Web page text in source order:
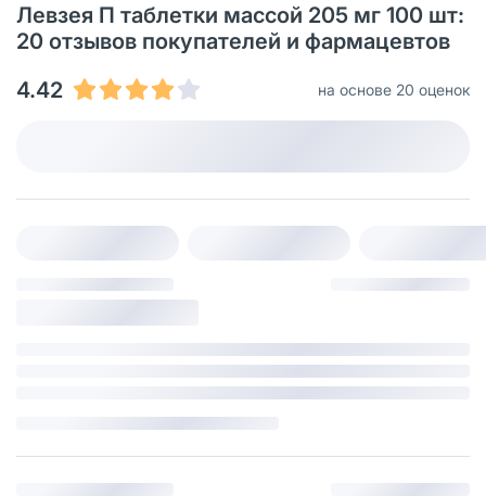
Левзея П таблетки массой 205 мг 100 шт:
20 отзывов покупателей и фармацевтов
4.42
на основе 20 оценок